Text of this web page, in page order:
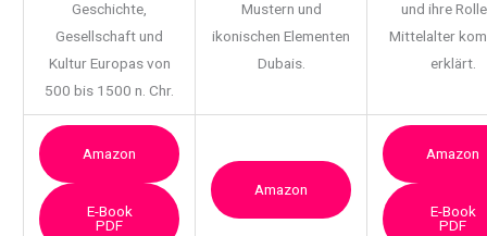
Geschichte,
Gesellschaft und
Kultur Europas von
500 bis 1500 n. Chr.
Mustern und
ikonischen Elementen
Dubais.
und ihre
Mittelalter
erklärt.
Amazon
E-Book
PDF
Amazon
Amazon
E-Book
PDF